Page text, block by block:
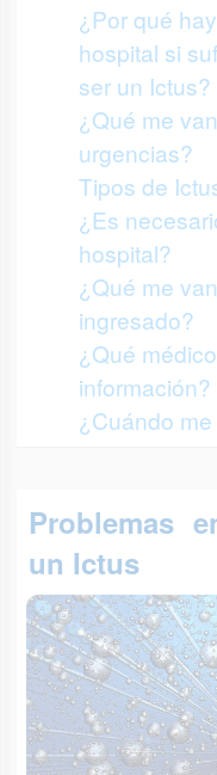
¿Por qué
hospital si
ser un Ictus?
¿Qué me
urgencias?
Tipos de
¿Es
hospital?
¿Qué me
ingresado?
¿Qué
información?
¿Cuándo
Problemas
un Ictus